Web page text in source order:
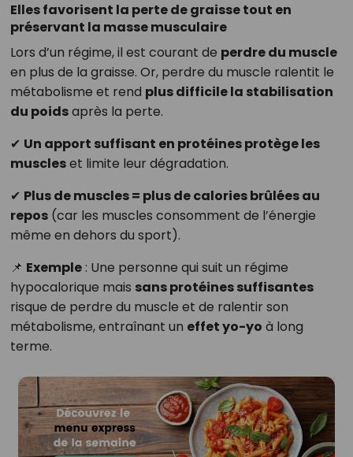
Elles favorisent la perte de graisse tout en
préservant la masse musculaire
Lors d’un régime, il est courant de perdre du muscle
en plus de la graisse. Or, perdre du muscle ralentit le
métabolisme et rend plus difficile la stabilisation
du poidsaprès la perte.
✔ Un apport suffisant en protéines protège les
muscleset limite leur dégradation.
✔ Plus de muscles = plus de calories brûlées au
repos(car les muscles consomment de l’énergie
même en dehors du sport).
📌 Exemple: Une personne qui suit un régime
hypocalorique mais sans protéines suffisantes
risque de perdre du muscle et de ralentir son
métabolisme, entraînant un effet yo-yo à long
terme.